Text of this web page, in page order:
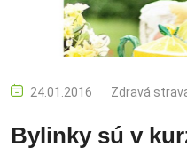
24.01.2016 Zdravá
Bylinky sú v